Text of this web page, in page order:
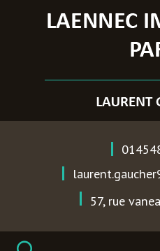
57, rue